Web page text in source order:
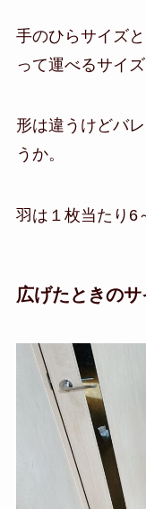
手のひらサイズ
って運べるサイ
形は違うけどバ
うか。
羽は１枚当たり6
広げたときのサ